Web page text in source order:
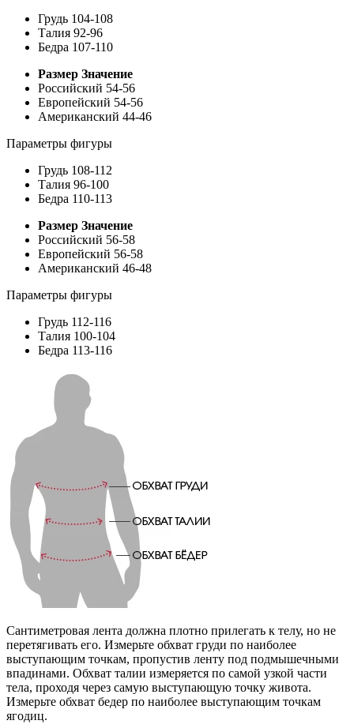
Грудь 104-108
Талия 92-96
Бедра 107-110
Размер Значение
Российский 54-56
Европейский 54-56
Американский 44-46
Параметры фигуры
Грудь 108-112
Талия 96-100
Бедра 110-113
Размер Значение
Российский 56-58
Европейский 56-58
Американский 46-48
Параметры фигуры
Грудь 112-116
Талия 100-104
Бедра 113-116
Сантиметровая лента должна плотно прилегать к телу, но не
перетягивать его. Измерьте обхват груди по наиболее
выступающим точкам, пропустив ленту под подмышечными
впадинами. Обхват талии измеряется по самой узкой части
тела, проходя через самую выступающую точку живота.
Измерьте обхват бедер по наиболее выступающим точкам
ягодиц.